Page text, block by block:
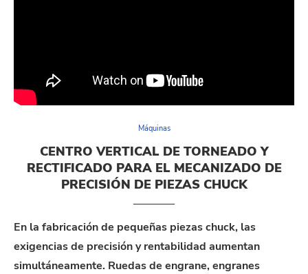
Máquinas
CENTRO VERTICAL DE TORNEADO Y
RECTIFICADO PARA EL MECANIZADO DE
PRECISIÓN DE PIEZAS CHUCK
En la fabricación de pequeñas piezas chuck, las
exigencias de precisión y rentabilidad aumentan
simultáneamente. Ruedas de engrane, engranes